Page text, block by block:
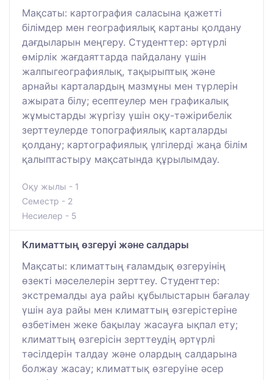
Мақсаты: картография саласына қажетті
білімдер мен географиялық картаны қолдану
дағдыларын меңгеру. Студенттер: әртүрлі
өмірлік жағдаяттарда пайдалану үшін
жалпыгеографиялық, тақырыптық және
арнайы карталардың мазмұны мен түрлерін
ажырата білу; есептеулер мен графикалық
жұмыстарды жүргізу үшін оқу-тәжірибелік
зерттеулерде топографиялық карталарды
қолдану; картографиялық үлгілерді жаңа білім
қалыптастыру мақсатында құрылымдау.
Оқу жылы - 1
Семестр - 2
Несиелер - 5
Климаттың өзгеруі және салдары
Мақсаты: климаттың ғаламдық өзгеруінің
өзекті мәселелерін зерттеу. Студенттер:
экстремалды ауа райы құбылыстарын бағалау
үшін ауа райы мен климаттың өзгерістеріне
өзбетімен жеке бақылау жасауға ықпал ету;
климаттың өзгерісін зерттеудің әртүрлі
тәсілдерін талдау және олардың салдарына
болжау жасау; климаттық өзгеруіне әсер